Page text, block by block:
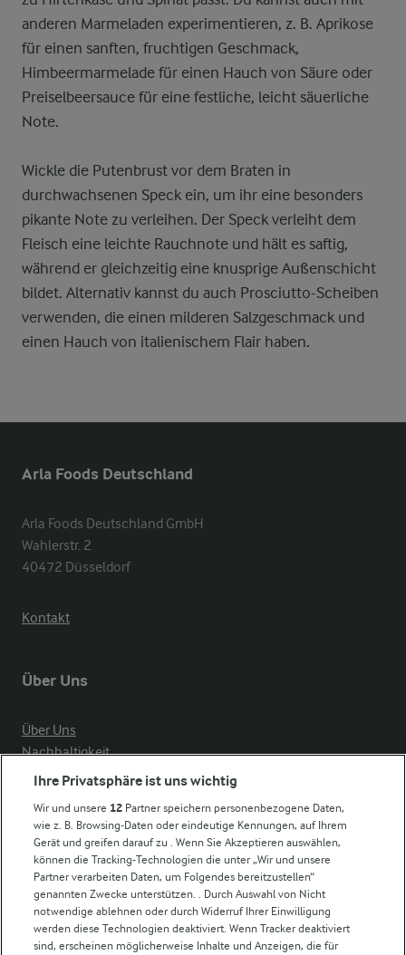
anderen Marmeladen experimentieren, z. B. Aprikose
für einen sanften, fruchtigen Geschmack,
Himbeermarmelade für einen Hauch von Säure oder
Preiselbeersauce für eine festliche, leicht säuerliche
Note.
Wickle die Putenbrust vor dem Braten in
durchwachsenen Speck ein, um ihr eine besonders
pikante Note zu verleihen. Der Speck verleiht dem
Fleisch eine leichte Rauchnote und hält es saftig,
während er gleichzeitig eine knusprige Außenschicht
bildet. Alternativ kannst du auch Prosciutto-Scheiben
verwenden, die einen milderen Salzgeschmack und
einen Hauch von italienischem Flair haben.
Arla Foods Deutschland
Arla Foods Deutschland GmbH
Wahlerstr. 2
40472 Düsseldorf
Kontakt
Über Uns
Über Uns
Nachhaltigkeit
Compliance
Arla in anderen Ländern
Weitere Arla Websites
Castello
Ihre Privatsphäre ist uns wichtig
Wir und unsere 12 Partner speichern personenbezogene Daten,
wie z. B. Browsing-Daten oder eindeutige Kennungen, auf Ihrem
Gerät und greifen darauf zu . Wenn Sie Akzeptieren auswählen,
können die Tracking-Technologien die unter „Wir und unsere
Partner verarbeiten Daten, um Folgendes bereitzustellen“
genannten Zwecke unterstützen. . Durch Auswahl von Nicht
notwendige ablehnen oder durch Widerruf Ihrer Einwilligung
werden diese Technologien deaktiviert. Wenn Tracker deaktiviert
sind, erscheinen möglicherweise Inhalte und Anzeigen, die für